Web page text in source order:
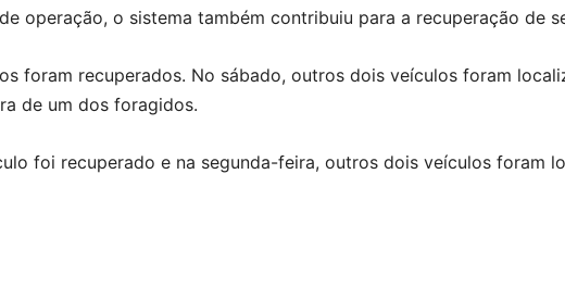
operação, o sistema também contribuiu para a recuperação de
foram recuperados. No sábado, outros dois veículos foram
de um dos foragidos.
foi recuperado e na segunda-feira, outros dois veículos foram